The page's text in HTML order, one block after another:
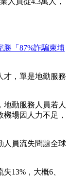
勝「87%詐騙柬埔
才，單是地勤服務
勤服務人員若人
場因人力不足，
人員流失問題全球
13%，大概6、